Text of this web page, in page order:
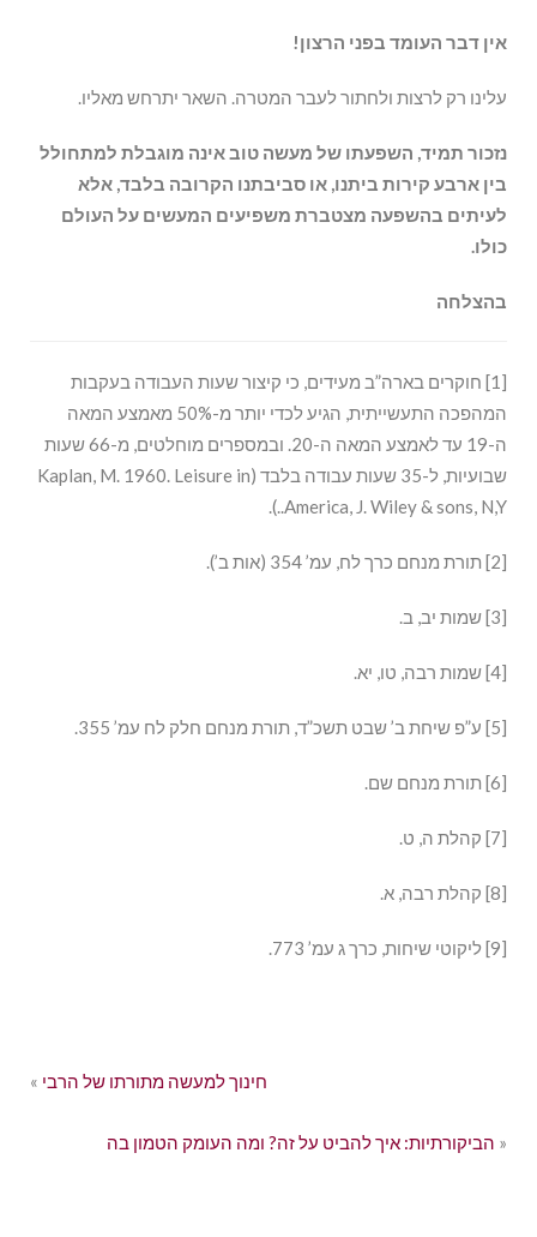
אין דבר העומד בפני הרצון!
עלינו רק לרצות ולחתור לעבר המטרה. השאר יתרחש מאליו.
נזכור תמיד, השפעתו של מעשה טוב אינה מוגבלת למתחולל
בין ארבע קירות ביתנו, או סביבתנו הקרובה בלבד, אלא
לעיתים בהשפעה מצטברת משפיעים המעשים על העולם
כולו.
בהצלחה
[1] חוקרים בארה”ב מעידים, כי קיצור שעות העבודה בעקבות
המהפכה התעשייתית, הגיע לכדי יותר מ-50% מאמצע המאה
ה-19 עד לאמצע המאה ה-20. ובמספרים מוחלטים, מ-66 שעות
שבועיות, ל-35 שעות עבודה בלבד (Kaplan, M. 1960. Leisure in
America, J. Wiley & sons, N,Y..).
[2] תורת מנחם כרך לח, עמ’ 354 (אות ב’).
[3] שמות יב, ב.
[4] שמות רבה, טו, יא.
[5] ע”פ שיחת ב’ שבט תשכ”ד, תורת מנחם חלק לח עמ’ 355.
[6] תורת מנחם שם.
[7] קהלת ה, ט.
[8] קהלת רבה, א.
[9] ליקוטי שיחות, כרך ג עמ’ 773.
« חינוך למעשה מתורתו של הרבי
הביקורתיות: איך להביט על זה? ומה העומק הטמון בה »